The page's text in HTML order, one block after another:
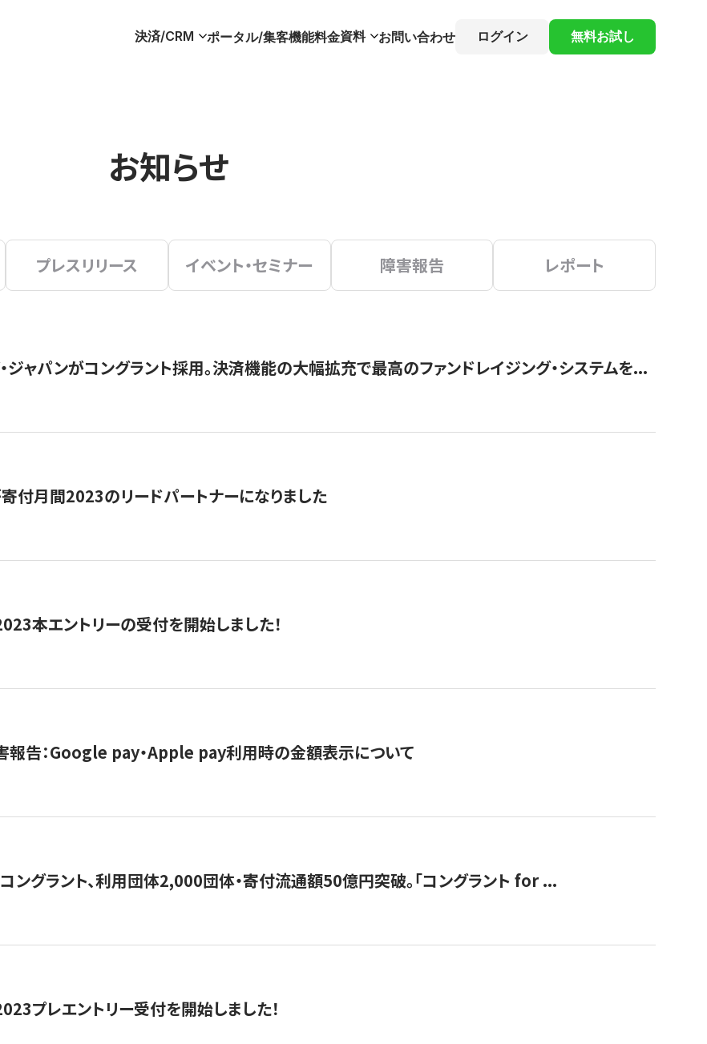
決済/CRM ポータル/集客機能料金資料 お問い合わせ ログイン 無料お試し
お知らせ
プレスリリース イベント・セミナー 障害報告 レポート
ジャパンがコングラント採用。決済機能の大幅拡充で最高のファンドレイジング・システムを...
付月間2023のリードパートナーになりました
本エントリーの受付を開始しました！
害報告：Google pay・Apple pay利用時の金額表示について
ングラント、利用団体2,000団体・寄付流通額50億円突破。「コングラント for ...
プレエントリー受付を開始しました！